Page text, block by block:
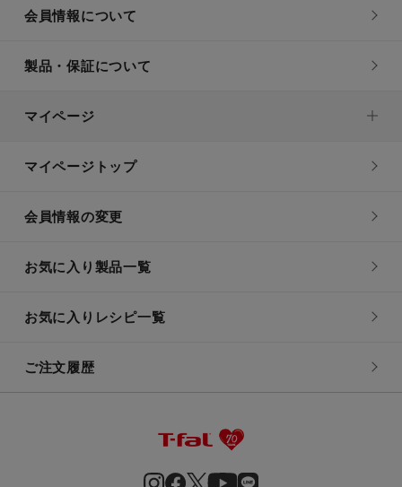
会員情報について
製品・保証について
マイページ
マイページトップ
会員情報の変更
お気に入り製品一覧
お気に入りレシピ一覧
ご注文履歴